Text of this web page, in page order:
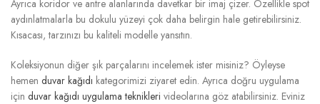
Ayrıca koridor ve antre alanlarında davetkar bir imaj çizer. Özellikle spot
aydınlatmalarla bu dokulu yüzeyi çok daha belirgin hale getirebilirsiniz.
Kısacası, tarzınızı bu kaliteli modelle yansıtın.
Koleksiyonun diğer şık parçalarını incelemek ister misiniz? Öyleyse
hemen duvar kağıdı kategorimizi ziyaret edin. Ayrıca doğru uygulama
için duvar kağıdı uygulama teknikleri videolarına göz atabilirsiniz. Eviniz